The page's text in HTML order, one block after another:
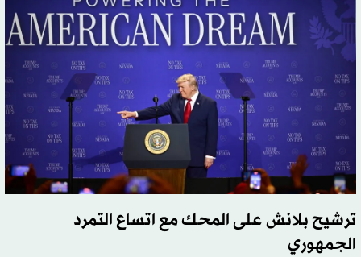
ترشيح بلانش على المحك مع اتساع التمرد
الجمهوري